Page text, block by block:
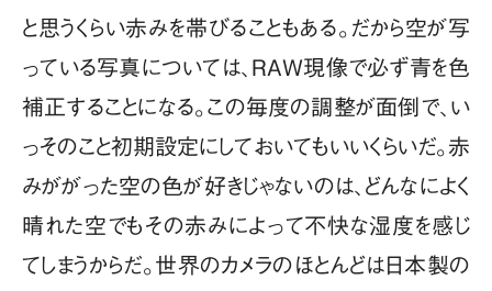
と思うくらい赤みを帯びることもある。だから空が写
っている写真については、RAW現像で必ず青を色
補正することになる。この毎度の調整が面倒で、い
っそのこと初期設定にしておいてもいいくらいだ。赤
みががった空の色が好きじゃないのは、どんなによく
晴れた空でもその赤みによって不快な湿度を感じ
てしまうからだ。世界のカメラのほとんどは日本製の